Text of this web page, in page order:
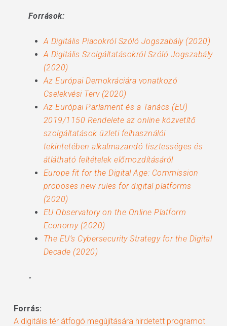
Források:
A Digitális Piacokról Szóló Jogszabály (2020)
A Digitális Szolgáltatásokról Szóló Jogszabály
(2020)
Az Európai Demokráciára vonatkozó
Cselekvési Terv (2020)
Az Európai Parlament és a Tanács (EU)
2019/1150 Rendelete az online közvetítő
szolgáltatások üzleti felhasználói
tekintetében alkalmazandó tisztességes és
átlátható feltételek előmozdításáról
Europe fit for the Digital Age: Commission
proposes new rules for digital platforms
(2020)
EU Observatory on the Online Platform
Economy (2020)
The EU’s Cybersecurity Strategy for the Digital
Decade (2020)
”
Forrás:
A digitális tér átfogó megújítására hirdetett programot